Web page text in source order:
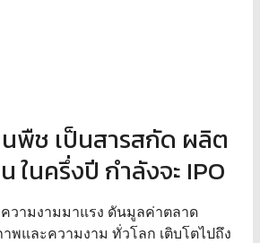
นพืช เป็นสารสกัด ผลิต
ในครึ่งปี กำลังจะ IPO
วามงามมาแรง ดันมูลค่าตลาด
และความงาม ทั่วโลก เติบโตไปถึง